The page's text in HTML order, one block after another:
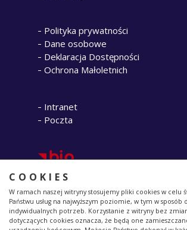
COOKIES
W ramach naszej witryny stosujemy pliki cookies w celu
Państwu usług na najwyższym poziomie, w tym w sposób
indywidualnych potrzeb. Korzystanie z witryny bez
dotyczących cookies oznacza, że będą one
Polityka prywatności
Dane osobowe
Deklaracja Dostępności
Ochrona Małoletnich
Intranet
Poczta
ul. Raszyńska 8/10 02-026